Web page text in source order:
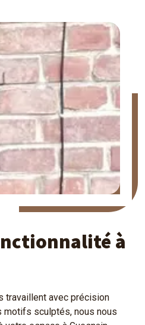
à
travaillent avec précision
motifs sculptés, nous nous